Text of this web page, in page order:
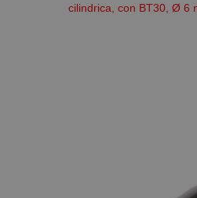
cilindrica, con BT30, Ø 6